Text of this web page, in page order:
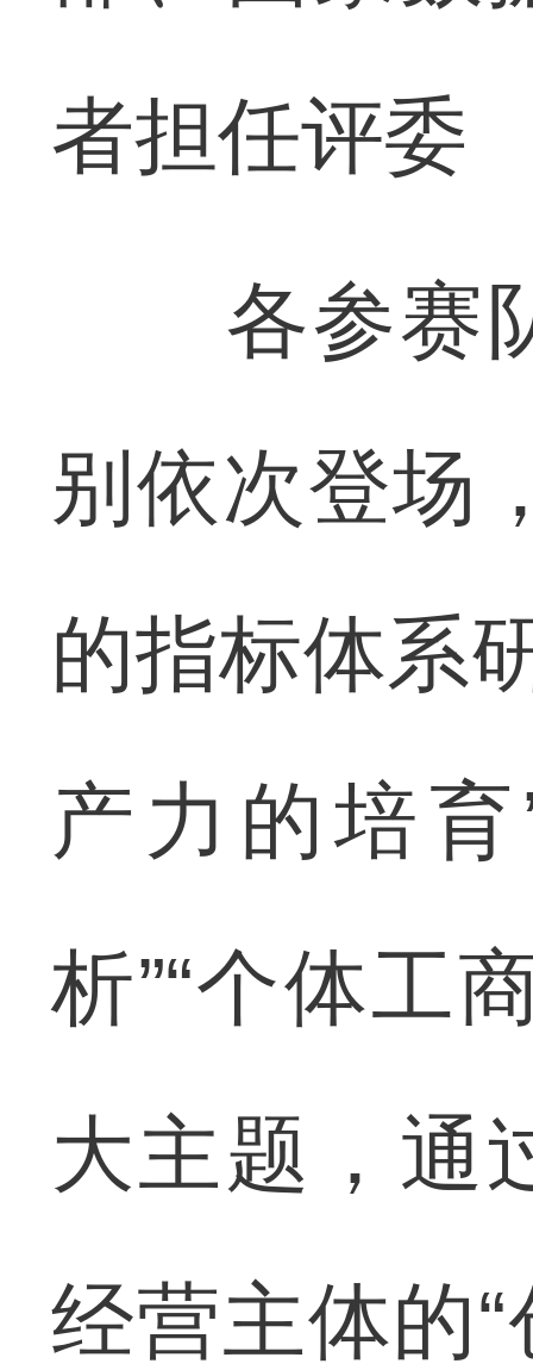
者担任评委
各参赛队
别依次登场
的指标体系
产力的培
析”“个体工
大主题，通
经营主体的